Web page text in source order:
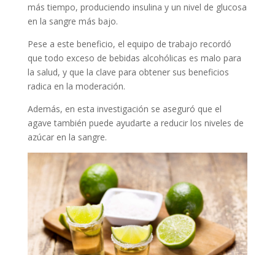
más tiempo, produciendo insulina y un nivel de glucosa
en la sangre más bajo.
Pese a este beneficio, el equipo de trabajo recordó
que todo exceso de bebidas alcohólicas es malo para
la salud, y que la clave para obtener sus beneficios
radica en la moderación.
Además, en esta investigación se aseguró que el
agave también puede ayudarte a reducir los niveles de
azúcar en la sangre.